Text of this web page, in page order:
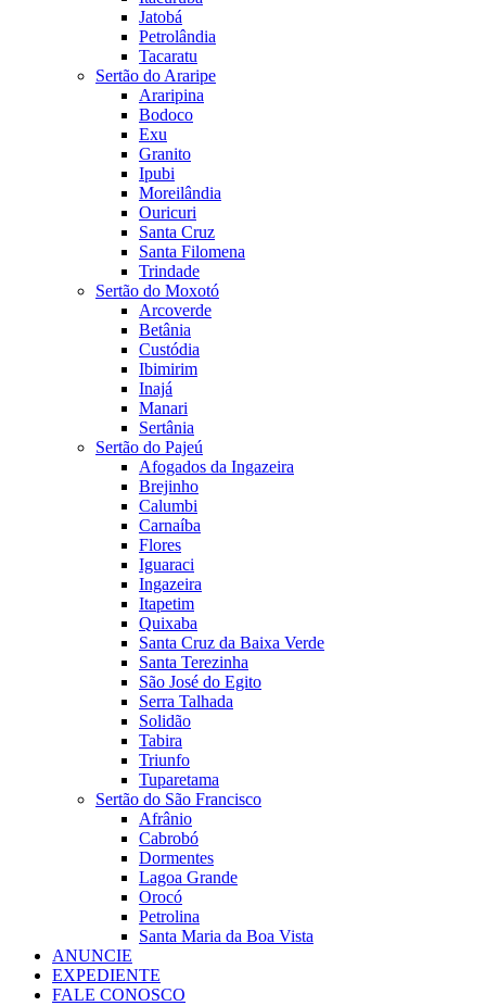
Jatobá
Petrolândia
Tacaratu
Sertão do Araripe
Araripina
Bodoco
Exu
Granito
Ipubi
Moreilândia
Ouricuri
Santa Cruz
Santa Filomena
Trindade
Sertão do Moxotó
Arcoverde
Betânia
Custódia
Ibimirim
Inajá
Manari
Sertânia
Sertão do Pajeú
Afogados da Ingazeira
Brejinho
Calumbi
Carnaíba
Flores
Iguaraci
Ingazeira
Itapetim
Quixaba
Santa Cruz da Baixa Verde
Santa Terezinha
São José do Egito
Serra Talhada
Solidão
Tabira
Triunfo
Tuparetama
Sertão do São Francisco
Afrânio
Cabrobó
Dormentes
Lagoa Grande
Orocó
Petrolina
Santa Maria da Boa Vista
ANUNCIE
EXPEDIENTE
FALE CONOSCO